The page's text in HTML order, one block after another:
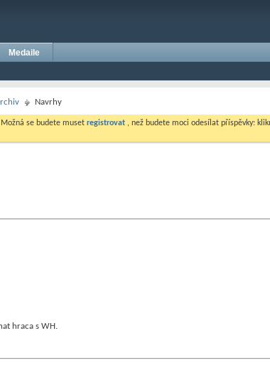
Medaile
Navrhy
se budete muset registrovat , než budete moci odesílat příspěvky:
hraca s WH.